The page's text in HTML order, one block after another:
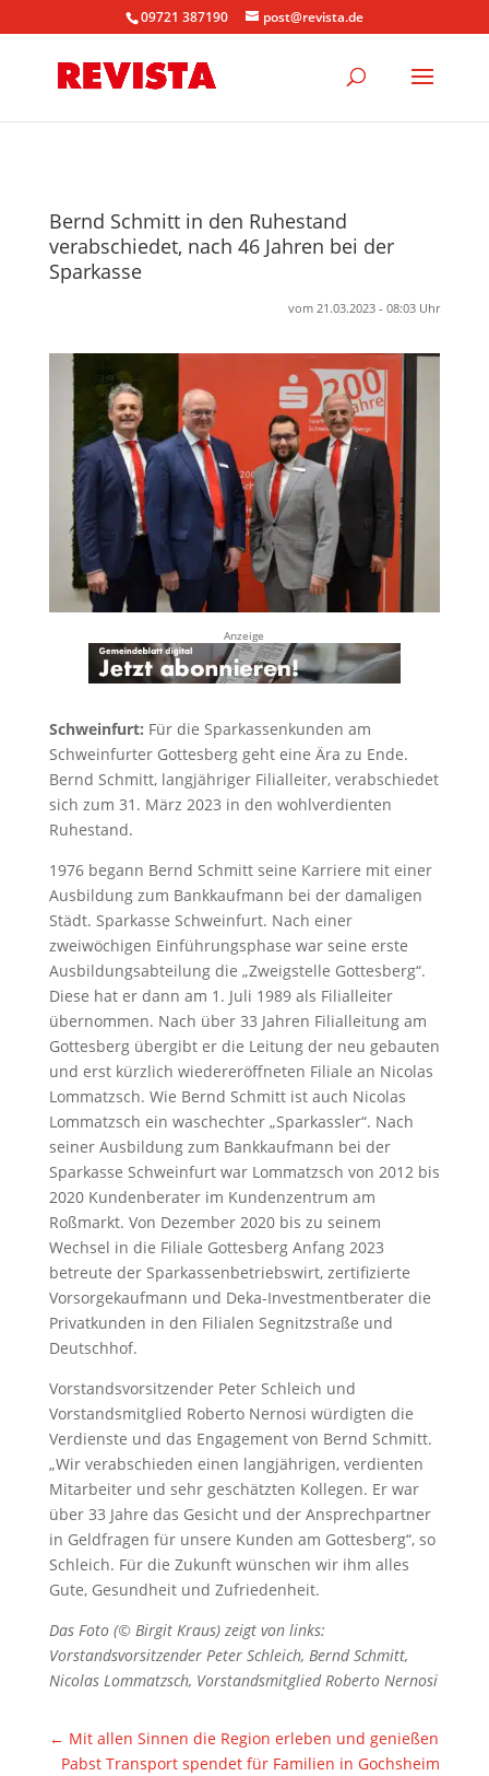
09721 387190 post@revista.de
Bernd Schmitt in den Ruhestand
verabschiedet, nach 46 Jahren bei der
Sparkasse
vom 21.03.2023 - 08:03 Uhr
Anzeige
Schweinfurt: Für die Sparkassenkunden am
Schweinfurter Gottesberg geht eine Ära zu Ende.
Bernd Schmitt, langjähriger Filialleiter, verabschiedet
sich zum 31. März 2023 in den wohlverdienten
Ruhestand.
1976 begann Bernd Schmitt seine Karriere mit einer
Ausbildung zum Bankkaufmann bei der damaligen
Städt. Sparkasse Schweinfurt. Nach einer
zweiwöchigen Einführungsphase war seine erste
Ausbildungsabteilung die „Zweigstelle Gottesberg“.
Diese hat er dann am 1. Juli 1989 als Filialleiter
übernommen. Nach über 33 Jahren Filialleitung am
Gottesberg übergibt er die Leitung der neu gebauten
und erst kürzlich wiedereröffneten Filiale an Nicolas
Lommatzsch. Wie Bernd Schmitt ist auch Nicolas
Lommatzsch ein waschechter „Sparkassler“. Nach
seiner Ausbildung zum Bankkaufmann bei der
Sparkasse Schweinfurt war Lommatzsch von 2012 bis
2020 Kundenberater im Kundenzentrum am
Roßmarkt. Von Dezember 2020 bis zu seinem
Wechsel in die Filiale Gottesberg Anfang 2023
betreute der Sparkassenbetriebswirt, zertifizierte
Vorsorgekaufmann und Deka-Investmentberater die
Privatkunden in den Filialen Segnitzstraße und
Deutschhof.
Vorstandsvorsitzender Peter Schleich und
Vorstandsmitglied Roberto Nernosi würdigten die
Verdienste und das Engagement von Bernd Schmitt.
„Wir verabschieden einen langjährigen, verdienten
Mitarbeiter und sehr geschätzten Kollegen. Er war
über 33 Jahre das Gesicht und der Ansprechpartner
in Geldfragen für unsere Kunden am Gottesberg“, so
Schleich. Für die Zukunft wünschen wir ihm alles
Gute, Gesundheit und Zufriedenheit.
Das Foto (© Birgit Kraus) zeigt von links:
Vorstandsvorsitzender Peter Schleich, Bernd Schmitt,
Nicolas Lommatzsch, Vorstandsmitglied Roberto Nernosi
← Mit allen Sinnen die Region erleben und genießen
Pabst Transport spendet für Familien in Gochsheim